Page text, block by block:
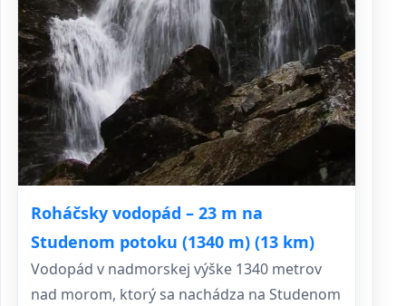
Roháčsky vodopád – 23 m na
Studenom potoku (1340 m) (13 km)
Vodopád v nadmorskej výške 1340 metrov
nad morom, ktorý sa nachádza na Studenom